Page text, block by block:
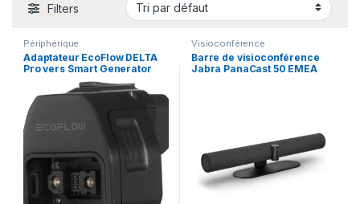
Filters
Périphérique
Adaptateur EcoFlow DELTA
Pro vers Smart Generator
Visioconférence
Barre de visioconférence
Jabra PanaCast 50 EMEA